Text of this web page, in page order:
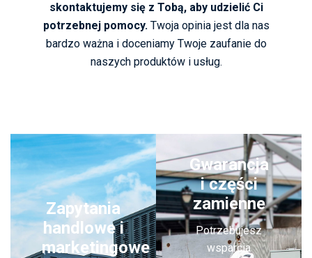
skontaktujemy się z Tobą, aby udzielić Ci
potrzebnej pomocy.Twoja opinia jest dla nas
bardzo ważna i doceniamy Twoje zaufanie do
naszych produktów i usług.
Zapytania
handlowe i
marketingowe
Gwarancja
i części
zamienne
Potrzebujesz
wsparcia